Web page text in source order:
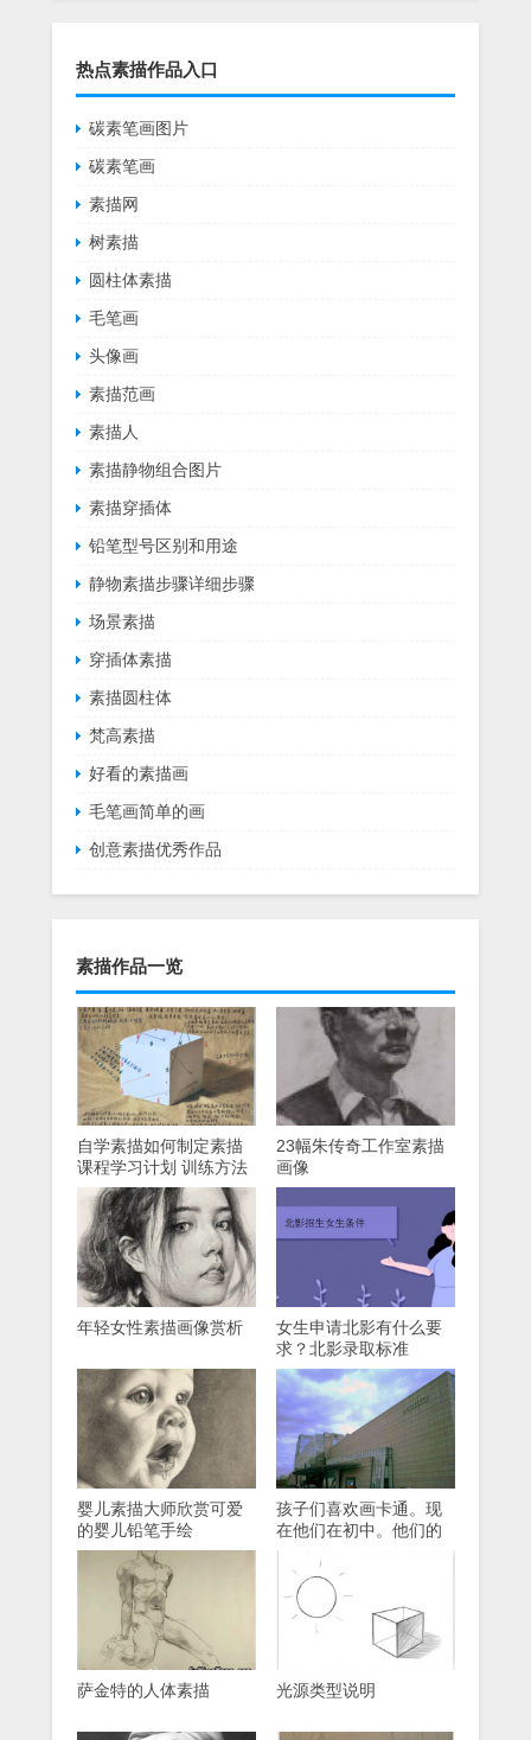
热点素描作品入口
碳素笔画图片
碳素笔画
素描网
树素描
圆柱体素描
毛笔画
头像画
素描范画
素描人
素描静物组合图片
素描穿插体
铅笔型号区别和用途
静物素描步骤详细步骤
场景素描
穿插体素描
素描圆柱体
梵高素描
好看的素描画
毛笔画简单的画
创意素描优秀作品
素描作品一览
自学素描如何制定素描
课程学习计划 训练方法
23幅朱传奇工作室素描
画像
年轻女性素描画像赏析
女生申请北影有什么要
求？北影录取标准
婴儿素描大师欣赏可爱
的婴儿铅笔手绘
孩子们喜欢画卡通。现
在他们在初中。他们的
目标是清华美术学院。
现在应该如何布置它
们？
萨金特的人体素描 光源类型说明